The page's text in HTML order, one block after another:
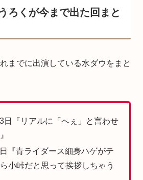
ろくが今まで出た回まと
までに出演している水ダウをまと
日『リアルに「へぇ」と言わせ
『青ライダース細身ハゲがテ
小峠だと思って挨拶しちゃう